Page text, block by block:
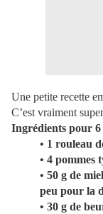
Une petite recette
C’est vraiment
Ingrédients pour 6
• 1 rouleau
• 4 pommes
• 50 g de
peu pour la
• 30 g de